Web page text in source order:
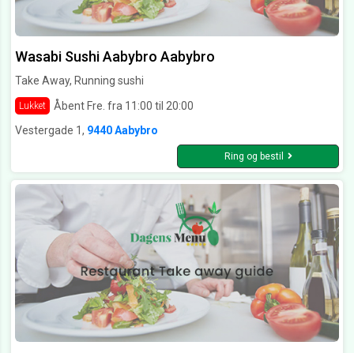
Wasabi Sushi Aabybro Aabybro
Take Away, Running sushi
Lukket
Åbent Fre. fra 11:00 til 20:00
Vestergade 1, 9440 Aabybro
Ring og bestil